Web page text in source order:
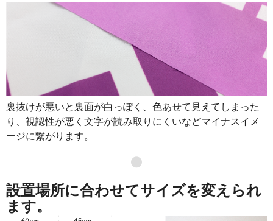
裏抜けが悪いと裏面が白っぽく、色あせて見えてしまった
り、視認性が悪く文字が読み取りにくいなどマイナスイメ
ージに繋がります。
●
設置場所に合わせてサイズを変えられ
ます。